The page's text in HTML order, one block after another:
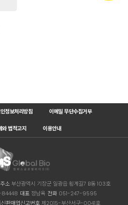
정보처리방침 이메일 무단수집거부
와 법적고지 이용안내
주소부산광역시 기장군 일광읍 횡계길7 B동 103호
대표정남옥 전화051-247-9595
신판매업신고번호제2015-부산서구-0041호